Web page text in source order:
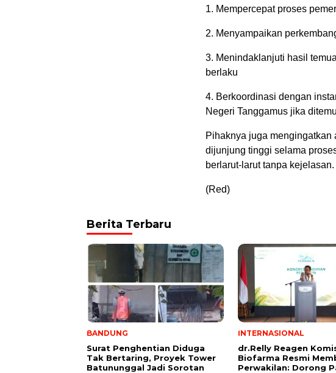
1. Mempercepat proses
2. Menyampaikan
3. Menindaklanjuti hasil
berlaku
4. Berkoordinasi dengan
Negeri Tanggamus jika
Pihaknya juga
dijunjung tinggi selama
berlarut-larut tanpa kejelasan.
(Red)
Berita Terbaru
BANDUNG
Surat Penghentian Diduga
Tak Bertaring, Proyek Tower
Batununggal Jadi Sorotan
INTERNASIONAL
dr.Relly Reagen
Biofarma Resmi
Perwakilan: Dorong